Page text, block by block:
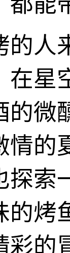
的人
在星
的微
情的
探索
的烤
彩的